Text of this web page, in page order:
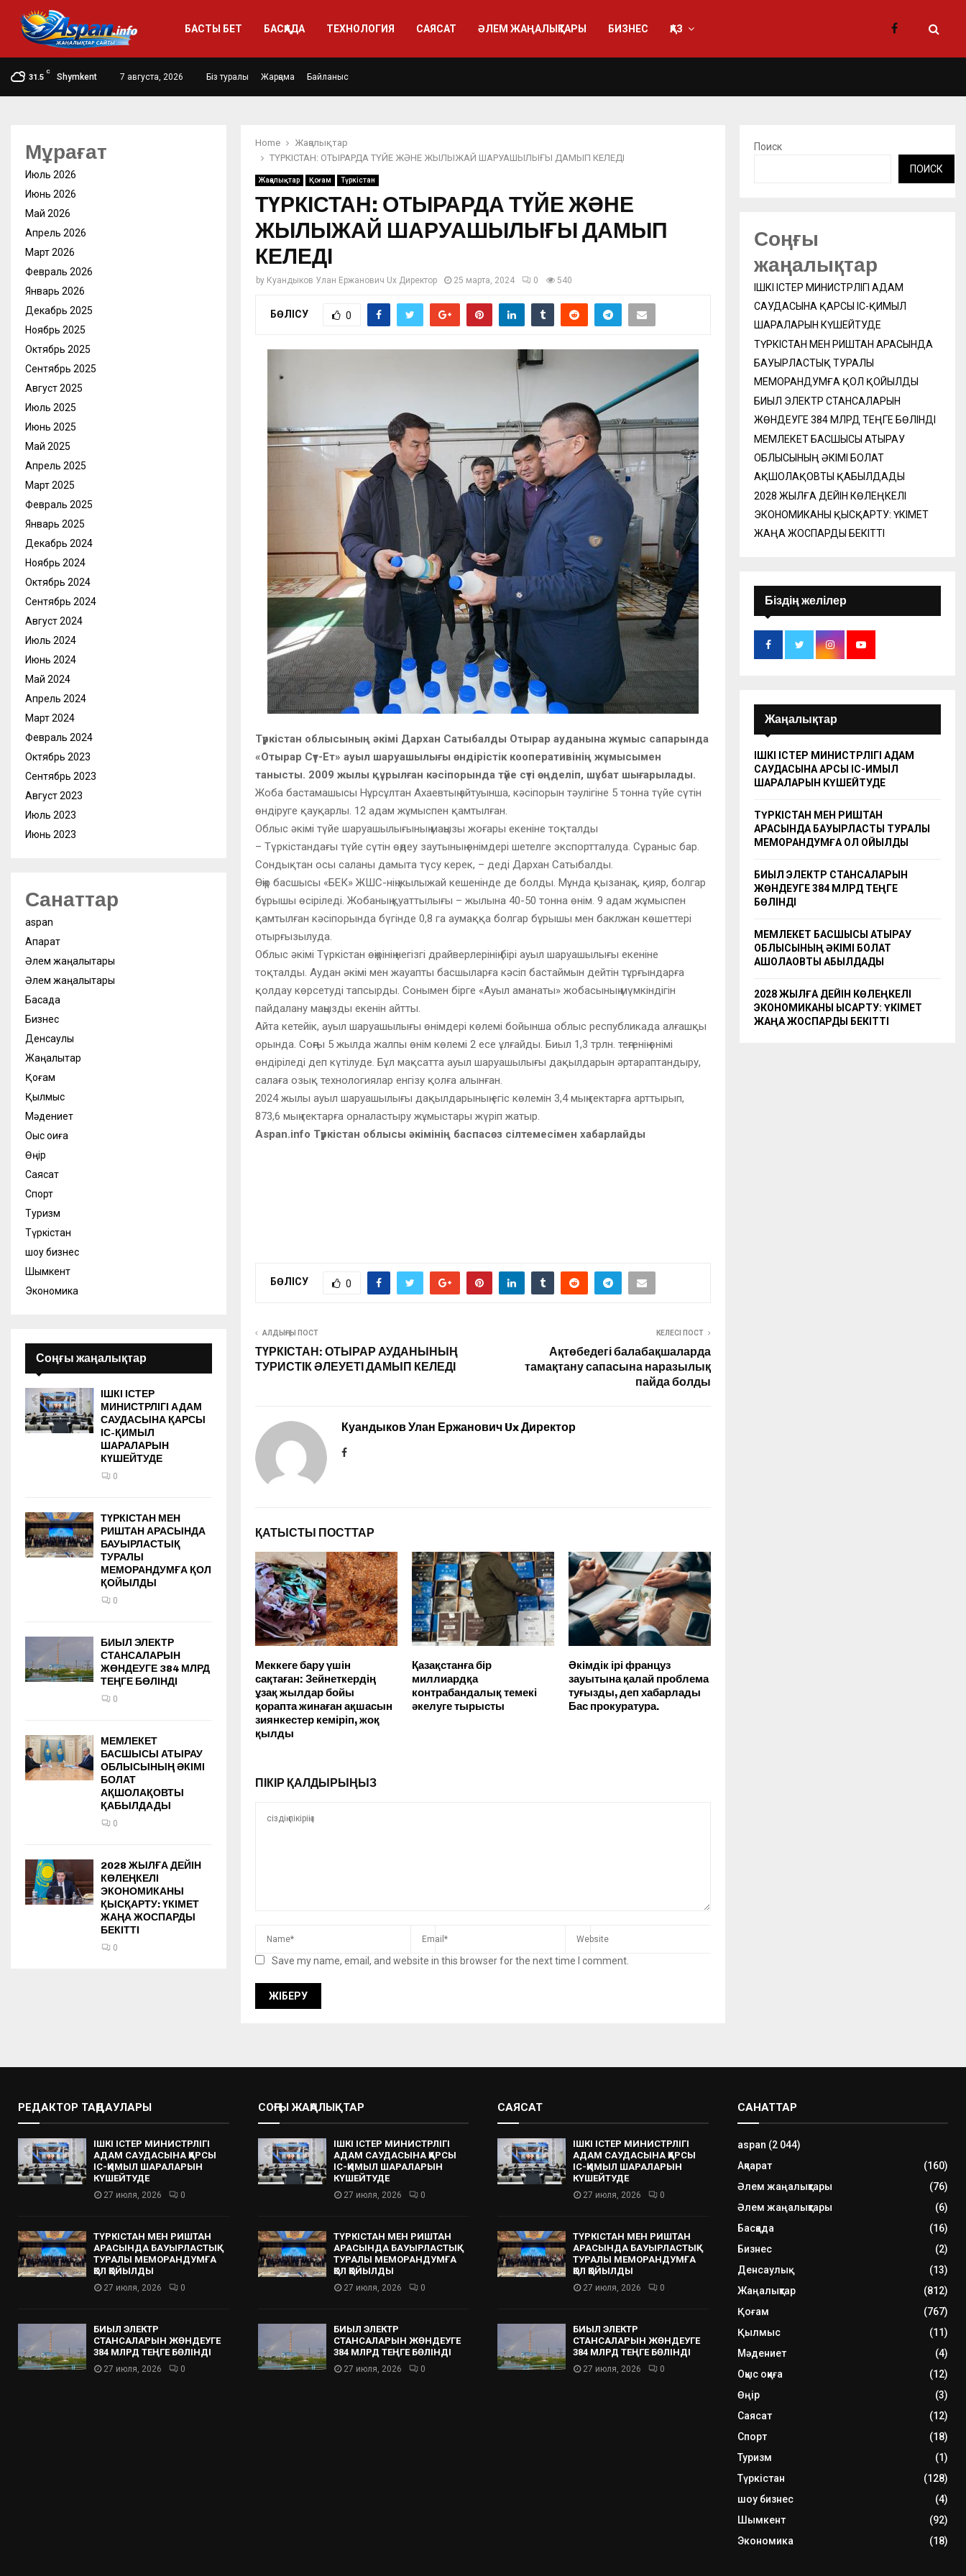
БАСТЫ БЕТ БАСҚАДА ТЕХНОЛОГИЯ САЯСАТ ӘЛЕМ ЖАҢАЛЫҚТАРЫ БИЗНЕС ҚАЗ
31.5
C
Shymkent 7 августа, 2026 Біз туралы Жарңама Байланыс
Home
Жаңалықтар
ТҮРКІСТАН: ОТЫРАРДА ТҮЙЕ ЖӘНЕ ЖЫЛЫЖАЙ ШАРУАШЫЛЫҒЫ ДАМЫП КЕЛЕДІ
Жаңалықтар Қоғам Түркістан
ТҮРКІСТАН: ОТЫРАРДА ТҮЙЕ ЖӘНЕ
ЖЫЛЫЖАЙ ШАРУАШЫЛЫҒЫ ДАМЫП
КЕЛЕДІ
by Куандыков Улан Ержанович Ux Директор 25 марта, 2024 0 540
БӨЛІСУ 0
Түркістан облысының әкімі Дархан Сатыбалды Отырар ауданына жұмыс сапарында
«Отырар Сүт-Ет» ауыл шаруашылығы өндірістік кооперативінің жұмысымен
танысты. 2009 жылы құрылған кәсіпорында түйе сүті өңделіп, шұбат шығарылады.
Жоба бастамашысы Нұрсұлтан Ахаевтың айтуынша, кәсіпорын тәулігіне 5 тонна түйе сүтін
өндіруге қауқарлы. 12 адам жұмыспен қамтылған.
Облыс әкімі түйе шаруашылығының маңызы жоғары екеніне тоқталды
– Түркістандағы түйе сүтін өңдеу заутының өнімдері шетелге экспортталуда. Сұраныс бар.
Сондықтан осы саланы дамыта түсу керек, – деді Дархан Сатыбалды.
Өңір басшысы «БЕК» ЖШС-нің жылыжай кешенінде де болды. Мұнда қызанақ, қияр, болгар
бұрышы өсіріледі. Жобаның қуаттылығы – жылына 40-50 тонна өнім. 9 адам жұмыспен
қамтылған кәсіпорында бүгінде 0,8 га аумаққа болгар бұрышы мен баклжан көшеттері
отырғызылуда.
Облыс әкімі Түркістан өңірінің негізгі драйверлерінің бірі ауыл шаруашылығы екеніне
тоқталды. Аудан әкімі мен жауапты басшыларға кәсіп бастаймын дейтін тұрғындарға
қолдау көрсетуді тапсырды. Сонымен бірге «Ауыл аманаты» жобасының мүмкіндігін
пайдалану маңызды екенін айтты.
Айта кетейік, ауыл шаруашылығы өнімдері көлемі бойынша облыс республикада алғашқы
орында. Соңғы 5 жылда жалпы өнім көлемі 2 есе ұлғайды. Биыл 1,3 трлн. теңгенің өнімі
өндіріледі деп күтілуде. Бұл мақсатта ауыл шаруашылығы дақылдарын әртараптандыру,
салаға озық технологиялар енгізу қолға алынған.
2024 жылы ауыл шаруашылығы дақылдарының егіс көлемін 3,4 мың гектарға арттырып,
873,6 мың гектарға орналастыру жұмыстары жүріп жатыр.
Aspan.info Түркістан облысы әкімінің баспасөз сілтемесімен хабарлайды
БӨЛІСУ 0
АЛДЫҢҒЫ ПОСТ
ТҮРКІСТАН: ОТЫРАР АУДАНЫНЫҢ
ТУРИСТІК ӘЛЕУЕТІ ДАМЫП КЕЛЕДІ
КЕЛЕСІ ПОСТ
Ақтөбедегі балабақшаларда
тамақтану сапасына наразылық
пайда болды
Куандыков Улан Ержанович Ux Директор
ҚАТЫСТЫ ПОСТТАР
Меккеге бару үшін
сақтаған: Зейнеткердің
ұзақ жылдар бойы
қорапта жинаған ақшасын
зиянкестер кеміріп, жоқ
қылды
Қазақстанға бір
миллиардқа
контрабандалық темекі
әкелуге тырысты
Әкімдік ірі француз
зауытына қалай проблема
туғызды, деп хабарлады
Бас прокуратура.
ПІКІР ҚАЛДЫРЫҢЫЗ
Save my name, email, and website in this browser for the next time I comment.
Мұрағат
Июль 2026
Июнь 2026
Май 2026
Апрель 2026
Март 2026
Февраль 2026
Январь 2026
Декабрь 2025
Ноябрь 2025
Октябрь 2025
Сентябрь 2025
Август 2025
Июль 2025
Июнь 2025
Май 2025
Апрель 2025
Март 2025
Февраль 2025
Январь 2025
Декабрь 2024
Ноябрь 2024
Октябрь 2024
Сентябрь 2024
Август 2024
Июль 2024
Июнь 2024
Май 2024
Апрель 2024
Март 2024
Февраль 2024
Октябрь 2023
Сентябрь 2023
Август 2023
Июль 2023
Июнь 2023
Санаттар
aspan
Ақпарат
Әлем жаңалықтары
Әлем жаңалықтары
Басқада
Бизнес
Денсаулық
Жаңалықтар
Қоғам
Қылмыс
Мәдениет
Оқыс оқиға
Өңір
Саясат
Спорт
Туризм
Түркістан
шоу бизнес
Шымкент
Экономика
Соңғы жаңалықтар
ІШКІ ІСТЕР
МИНИСТРЛІГІ АДАМ
САУДАСЫНА ҚАРСЫ
ІС-ҚИМЫЛ
ШАРАЛАРЫН
КҮШЕЙТУДЕ
0
ТҮРКІСТАН МЕН
РИШТАН АРАСЫНДА
БАУЫРЛАСТЫҚ
ТУРАЛЫ
МЕМОРАНДУМҒА ҚОЛ
ҚОЙЫЛДЫ
0
БИЫЛ ЭЛЕКТР
СТАНСАЛАРЫН
ЖӨНДЕУГЕ 384 МЛРД
ТЕҢГЕ БӨЛІНДІ
0
МЕМЛЕКЕТ
БАСШЫСЫ АТЫРАУ
ОБЛЫСЫНЫҢ ӘКІМІ
БОЛАТ
АҚШОЛАҚОВТЫ
ҚАБЫЛДАДЫ
0
2028 ЖЫЛҒА ДЕЙІН
КӨЛЕҢКЕЛІ
ЭКОНОМИКАНЫ
ҚЫСҚАРТУ: ҮКІМЕТ
ЖАҢА ЖОСПАРДЫ
БЕКІТТІ
0
Поиск
ПОИСК
Соңғы
жаңалықтар
ІШКІ ІСТЕР МИНИСТРЛІГІ АДАМ
САУДАСЫНА ҚАРСЫ ІС-ҚИМЫЛ
ШАРАЛАРЫН КҮШЕЙТУДЕ
ТҮРКІСТАН МЕН РИШТАН АРАСЫНДА
БАУЫРЛАСТЫҚ ТУРАЛЫ
МЕМОРАНДУМҒА ҚОЛ ҚОЙЫЛДЫ
БИЫЛ ЭЛЕКТР СТАНСАЛАРЫН
ЖӨНДЕУГЕ 384 МЛРД ТЕҢГЕ БӨЛІНДІ
МЕМЛЕКЕТ БАСШЫСЫ АТЫРАУ
ОБЛЫСЫНЫҢ ӘКІМІ БОЛАТ
АҚШОЛАҚОВТЫ ҚАБЫЛДАДЫ
2028 ЖЫЛҒА ДЕЙІН КӨЛЕҢКЕЛІ
ЭКОНОМИКАНЫ ҚЫСҚАРТУ: ҮКІМЕТ
ЖАҢА ЖОСПАРДЫ БЕКІТТІ
Біздің желілер
Жаңалықтар
ІШКІ ІСТЕР МИНИСТРЛІГІ АДАМ
САУДАСЫНА ҚАРСЫ ІС-ҚИМЫЛ
ШАРАЛАРЫН КҮШЕЙТУДЕ
ТҮРКІСТАН МЕН РИШТАН
АРАСЫНДА БАУЫРЛАСТЫҚ ТУРАЛЫ
МЕМОРАНДУМҒА ҚОЛ ҚОЙЫЛДЫ
БИЫЛ ЭЛЕКТР СТАНСАЛАРЫН
ЖӨНДЕУГЕ 384 МЛРД ТЕҢГЕ
БӨЛІНДІ
МЕМЛЕКЕТ БАСШЫСЫ АТЫРАУ
ОБЛЫСЫНЫҢ ӘКІМІ БОЛАТ
АҚШОЛАҚОВТЫ ҚАБЫЛДАДЫ
2028 ЖЫЛҒА ДЕЙІН КӨЛЕҢКЕЛІ
ЭКОНОМИКАНЫ ҚЫСҚАРТУ: ҮКІМЕТ
ЖАҢА ЖОСПАРДЫ БЕКІТТІ
РЕДАКТОР ТАҢДАУЛАРЫ
ІШКІ ІСТЕР МИНИСТРЛІГІ
АДАМ САУДАСЫНА ҚАРСЫ
ІС-ҚИМЫЛ ШАРАЛАРЫН
КҮШЕЙТУДЕ
27 июля, 2026 0
ТҮРКІСТАН МЕН РИШТАН
АРАСЫНДА БАУЫРЛАСТЫҚ
ТУРАЛЫ МЕМОРАНДУМҒА
ҚОЛ ҚОЙЫЛДЫ
27 июля, 2026 0
БИЫЛ ЭЛЕКТР
СТАНСАЛАРЫН ЖӨНДЕУГЕ
384 МЛРД ТЕҢГЕ БӨЛІНДІ
27 июля, 2026 0
СОҢҒЫ ЖАҢАЛЫҚТАР
ІШКІ ІСТЕР МИНИСТРЛІГІ
АДАМ САУДАСЫНА ҚАРСЫ
ІС-ҚИМЫЛ ШАРАЛАРЫН
КҮШЕЙТУДЕ
27 июля, 2026 0
ТҮРКІСТАН МЕН РИШТАН
АРАСЫНДА БАУЫРЛАСТЫҚ
ТУРАЛЫ МЕМОРАНДУМҒА
ҚОЛ ҚОЙЫЛДЫ
27 июля, 2026 0
БИЫЛ ЭЛЕКТР
СТАНСАЛАРЫН ЖӨНДЕУГЕ
384 МЛРД ТЕҢГЕ БӨЛІНДІ
27 июля, 2026 0
САЯСАТ
ІШКІ ІСТЕР МИНИСТРЛІГІ
АДАМ САУДАСЫНА ҚАРСЫ
ІС-ҚИМЫЛ ШАРАЛАРЫН
КҮШЕЙТУДЕ
27 июля, 2026 0
ТҮРКІСТАН МЕН РИШТАН
АРАСЫНДА БАУЫРЛАСТЫҚ
ТУРАЛЫ МЕМОРАНДУМҒА
ҚОЛ ҚОЙЫЛДЫ
27 июля, 2026 0
БИЫЛ ЭЛЕКТР
СТАНСАЛАРЫН ЖӨНДЕУГЕ
384 МЛРД ТЕҢГЕ БӨЛІНДІ
27 июля, 2026 0
САНАТТАР
aspan (2 044)
Ақпарат
(160)
Әлем жаңалықтары
(76)
Әлем жаңалықтары
(6)
Басқада
(16)
Бизнес
(2)
Денсаулық
(13)
Жаңалықтар
(812)
Қоғам
(767)
Қылмыс
(11)
Мәдениет
(4)
Оқыс оқиға
(12)
Өңір
(3)
Саясат
(12)
Спорт
(18)
Туризм
(1)
Түркістан
(128)
шоу бизнес
(4)
Шымкент
(92)
Экономика
(18)